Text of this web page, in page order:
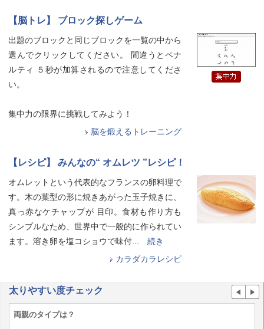
【脳トレ】 ブロック探しゲーム
出題のブロックと同じブロックを一覧の中から
選んでクリックしてください。 間違うとペナ
ルティ ５秒が加算されるので注意してくださ
い。
集中力の限界に挑戦してみよう！
脳を鍛えるトレーニング
【レシピ】 みんなの“ オムレツ ”レシピ！
オムレットという代表的なフランスの卵料理で
す。木の葉型の形に焼きあがった玉子焼きに、
真っ赤なケチャップが 目印。食材も作り方も
シンプルなため、世界中で一般的に作られてい
ます。溶き卵を塩コショウで味付 ... 続き
カラダカラレシピ
太りやすい度チェック
両親のタイプは？